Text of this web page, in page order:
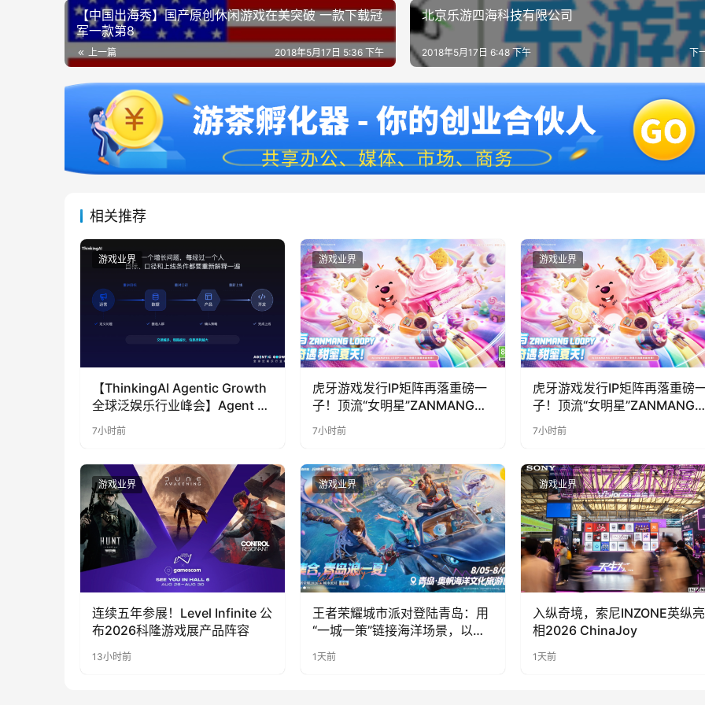
【中国出海秀】国产原创休闲游戏在美突破 一款下载冠
军一款第8
上一篇 2018年5月17日 5:36 下午
北京乐游四海科技有限公司
下
2018年5月17日 6:48 下午
相关推荐
游戏业界
【ThinkingAI Agentic Growth
全球泛娱乐行业峰会】Agent 时
代，人到底负责什么
7小时前
游戏业界
虎牙游戏发行IP矩阵再落重磅一
子！顶流“女明星”ZANMANG
LOOPY 正版3D消除手游《消消
奇遇》惊喜曝光
7小时前
游戏业界
虎牙游戏发行IP矩阵再落重磅
子！顶流“女明星”ZANMANG
LOOPY 正版3D消除手游《消
奇遇》惊喜曝光
7小时前
游戏业界
连续五年参展！Level Infinite 公
布2026科隆游戏展产品阵容
13小时前
游戏业界
王者荣耀城市派对登陆青岛：用
“一城一策”链接海洋场景，以双
1天前
游戏业界
入纵奇境，索尼INZONE英纵亮
相2026 ChinaJoy
1天前